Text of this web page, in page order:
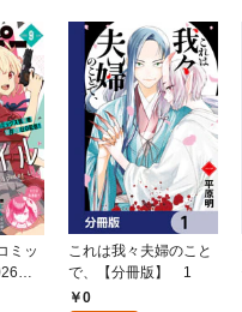
ミッ
年9
これは我々夫婦のこと
で、【分冊版】 1
0